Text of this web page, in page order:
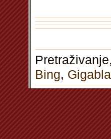
Bing,